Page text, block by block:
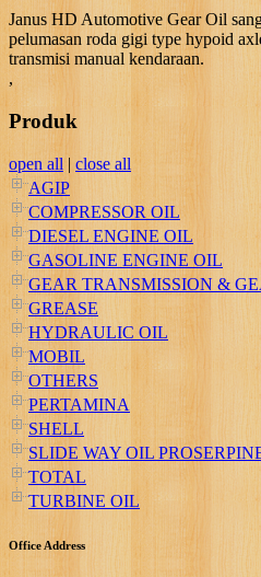
Janus HD Automotive Gear Oil
pelumasan roda gigi type hypoid
transmisi manual kendaraan.
,
Produk
open all | close all
AGIP
COMPRESSOR OIL
DIESEL ENGINE OIL
GASOLINE ENGINE OIL
GEAR TRANSMISSION &
GREASE
HYDRAULIC OIL
MOBIL
OTHERS
PERTAMINA
SHELL
SLIDE WAY OIL
TOTAL
TURBINE OIL
Office Address